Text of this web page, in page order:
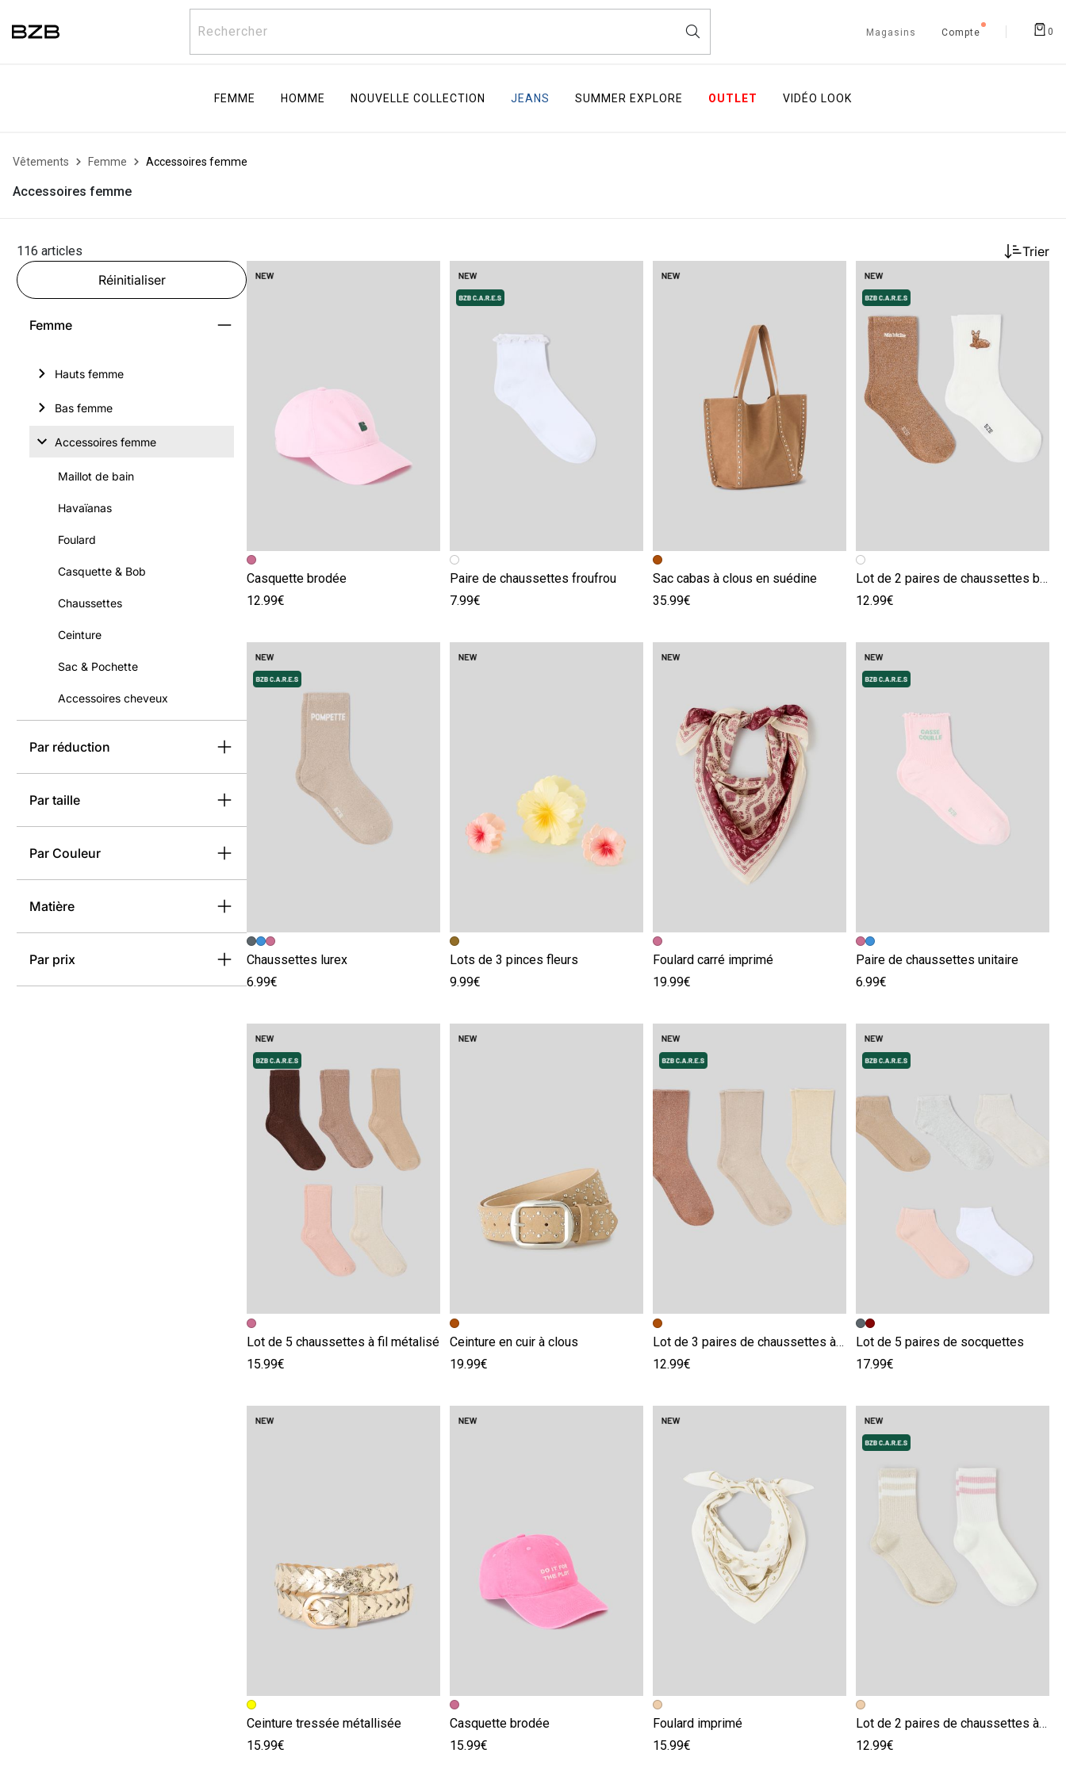
Rechercher Magasins Compte 0
FEMME HOMME NOUVELLE COLLECTION JEANS SUMMER EXPLORE OUTLET VIDÉO LOOK
Vêtements Femme Accessoires femme
Accessoires femme
116 articles
Trier
Réinitialiser
Femme
Hauts femme
Bas femme
Accessoires femme
Maillot de bain
Havaïanas
Foulard
Casquette & Bob
Chaussettes
Ceinture
Sac & Pochette
Accessoires cheveux
Par réduction
Par taille
Par Couleur
Matière
Par prix
Image précédente
Image suivante
Casquette brodée
12.99€
Image précédente
Image suivante
Paire de chaussettes froufrou
7.99€
Image précédente
Image suivante
Sac cabas à clous en suédine
35.99€
Image précédente
Image suivante
Lot de 2 paires de chaussettes brodées
12.99€
Image précédente
Image suivante
Chaussettes lurex
6.99€
Image précédente
Image suivante
Lots de 3 pinces fleurs
9.99€
Image précédente
Image suivante
Foulard carré imprimé
19.99€
Image précédente
Image suivante
Paire de chaussettes unitaire
6.99€
Image précédente
Image suivante
Lot de 5 chaussettes à fil métalisé
15.99€
Image précédente
Image suivante
Ceinture en cuir à clous
19.99€
Image précédente
Image suivante
Lot de 3 paires de chaussettes à fil métalisé
12.99€
Image précédente
Image suivante
Lot de 5 paires de socquettes
17.99€
Image précédente
Image suivante
Ceinture tressée métallisée
15.99€
Image précédente
Image suivante
Casquette brodée
15.99€
Image précédente
Image suivante
Foulard imprimé
15.99€
Image précédente
Image suivante
Lot de 2 paires de chaussettes à fil métalisé
12.99€